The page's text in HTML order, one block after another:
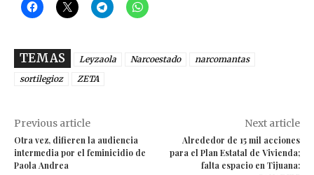
TEMAS Leyzaola Narcoestado
narcomantas
sortilegioz
ZETA
Previous article
Otra vez, difieren la audiencia
intermedia por el feminicidio de
Paola Andrea
Next article
Alrededor de 15 mil acciones
para el Plan Estatal de Vivienda;
falta espacio en Tijuana: